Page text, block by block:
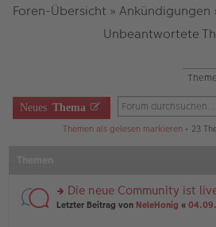
Foren-Übersicht » Ankündigungen
Unbeantwortete
Neues Thema
Themen als gelesen markieren • 23
rs
Die neue Community ist
Letzter Beitrag von NeleHonig «